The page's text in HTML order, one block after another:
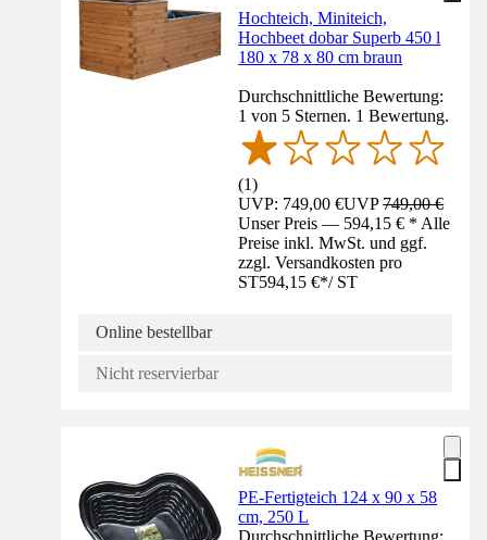
Hochteich, Miniteich,
Hochbeet dobar Superb 450 l
180 x 78 x 80 cm braun
Durchschnittliche Bewertung:
1 von 5 Sternen. 1 Bewertung.
(1)
UVP: 749,00 €UVP749,00 €
Unser Preis — 594,15 € * Alle
Preise inkl. MwSt. und ggf.
zzgl. Versandkosten pro
ST594,15 €*/ ST
Online bestellbar
Nicht reservierbar
PE-Fertigteich 124 x 90 x 58
cm, 250 L
Durchschnittliche Bewertung: